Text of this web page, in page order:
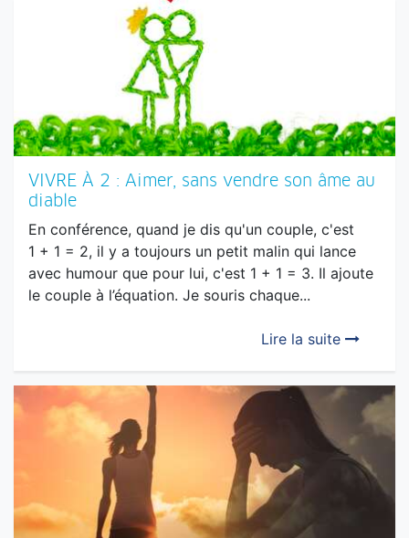
VIVRE À 2 : Aimer, sans vendre son âme au
diable
En conférence, quand je dis qu'un couple, c'est
1 + 1 = 2, il y a toujours un petit malin qui lance
avec humour que pour lui, c'est 1 + 1 = 3. Il ajoute
le couple à l’équation. Je souris chaque...
Lire la suite
CONNAIS-TOI TOI-MÊME : L’Art de
s’affirmer sans écraser